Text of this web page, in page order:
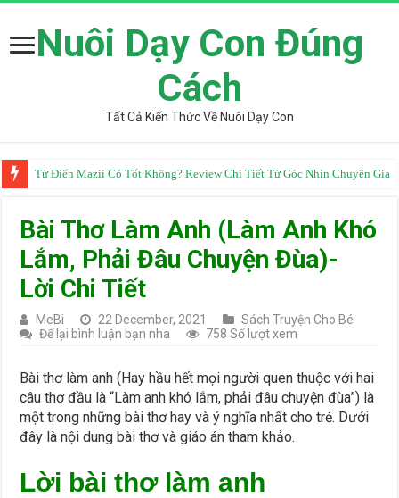
Nuôi Dạy Con Đúng
Cách
Tất Cả Kiến Thức Về Nuôi Dạy Con
Từ Điển Mazii Có Tốt Không? Review Chi Tiết Từ Góc Nhìn Chuyên Gia
Bài Thơ Làm Anh (Làm Anh Khó
Lắm, Phải Đâu Chuyện Đùa)-
Lời Chi Tiết
MeBi 22 December, 2021
Sách Truyện Cho Bé
Để lại bình luận bạn nha
758 Số lượt xem
Bài thơ làm anh (Hay hầu hết mọi người quen thuộc với hai
câu thơ đầu là “Làm anh khó lắm, phải đâu chuyện đùa”) là
một trong những bài thơ hay và ý nghĩa nhất cho trẻ. Dưới
đây là nội dung bài thơ và giáo án tham khảo.
Lời bài thơ làm anh